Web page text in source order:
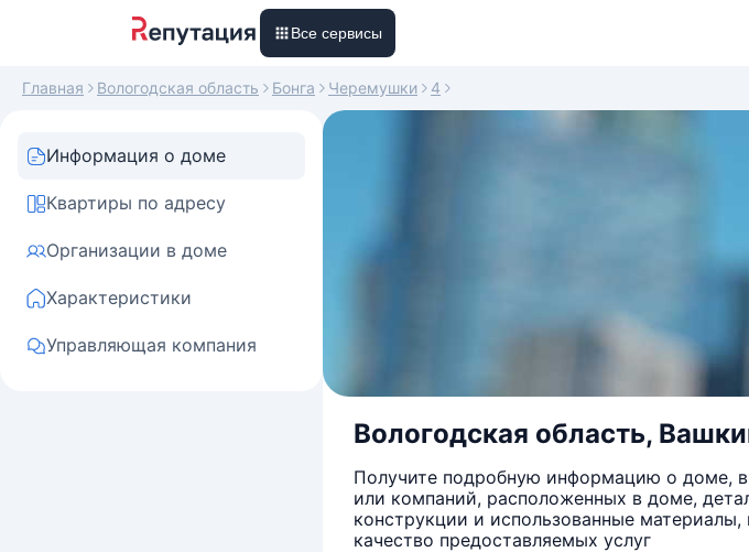
Все сервисы
Главная Вологодская область Бонга Черемушки 4
Информация о доме
Квартиры по адресу
Организации в доме
Характеристики
Управляющая компания
Вологодская область,
Получите подробную информацию о доме,
или компаний, расположенных в доме,
конструкции и использованные
качество предоставляемых услуг